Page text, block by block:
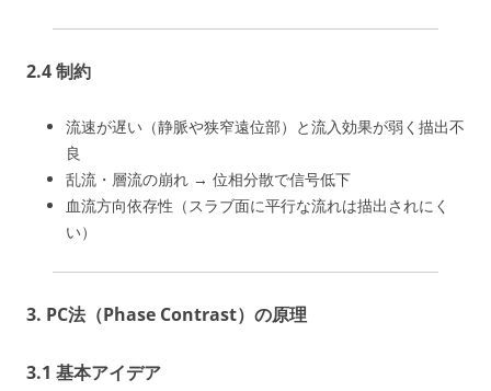
2.4 制約
流速が遅い（静脈や狭窄遠位部）と流入効果が弱く描出不
良
乱流・層流の崩れ → 位相分散で信号低下
血流方向依存性（スラブ面に平行な流れは描出されにく
い）
3. PC法（Phase Contrast）の原理
3.1 基本アイデア